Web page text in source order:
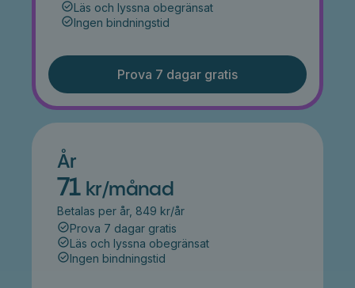
Läs och lyssna obegränsat
Ingen bindningstid
Prova 7 dagar gratis
År
71 kr/månad
Betalas per år, 849 kr/år
Prova 7 dagar gratis
Läs och lyssna obegränsat
Ingen bindningstid